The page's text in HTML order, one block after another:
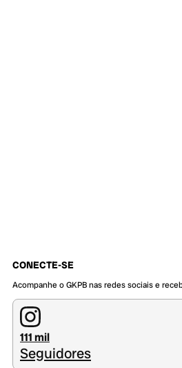
CONECTE-SE
Acompanhe o GKPB nas redes sociais e
111 mil
Seguidores